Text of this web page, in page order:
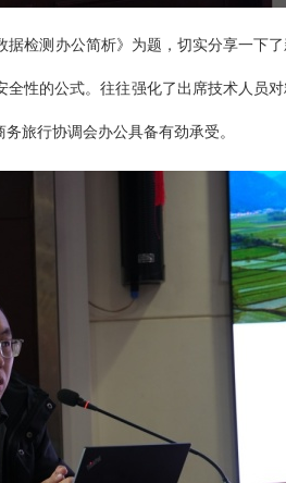
检测办公简析》为题，切实分享一下
性的公式。往往强化了出席技术人员
旅行协调会办公具备有劲承受。